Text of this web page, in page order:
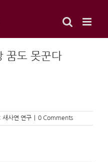
꿈도 못꾼다
새사연 연구 0 Comments